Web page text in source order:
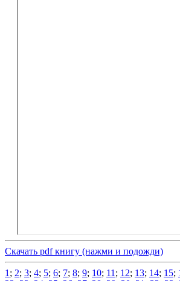
Скачать pdf книгу (нажми и подожди)
1 ; 2; 3; 4; 5; 6; 7; 8; 9; 10; 11 ; 12; 13; 14; 15;